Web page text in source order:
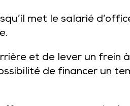
met le salarié
et de lever un frein
de financer un